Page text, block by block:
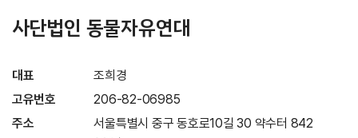
사단법인 동물자유연대
대표
조희경
고유번호
206-82-06985
주소
서울특별시 중구 동호로10길 30 약수터 842